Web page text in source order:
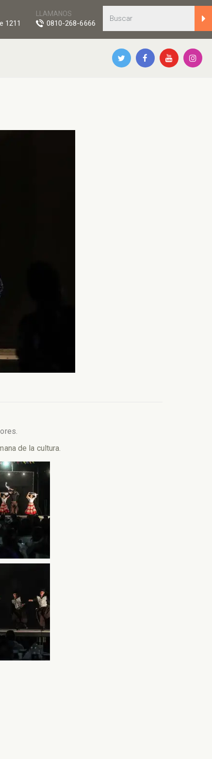
LLAMANOS
0810-268-6666
1211
de la cultura.